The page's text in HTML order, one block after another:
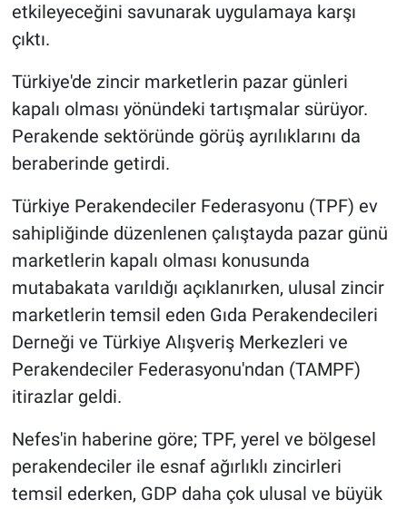
etkileyeceğini savunarak uygulamaya karşı
çıktı.
Türkiye'de zincir marketlerin pazar günleri
kapalı olması yönündeki tartışmalar sürüyor.
Perakende sektöründe görüş ayrılıklarını da
beraberinde getirdi.
Türkiye Perakendeciler Federasyonu (TPF) ev
sahipliğinde düzenlenen çalıştayda pazar günü
marketlerin kapalı olması konusunda
mutabakata varıldığı açıklanırken, ulusal zincir
marketlerin temsil eden Gıda Perakendecileri
Derneği ve Türkiye Alışveriş Merkezleri ve
Perakendeciler Federasyonu'ndan (TAMPF)
itirazlar geldi.
Nefes'in haberine göre; TPF, yerel ve bölgesel
perakendeciler ile esnaf ağırlıklı zincirleri
temsil ederken, GDP daha çok ulusal ve büyük